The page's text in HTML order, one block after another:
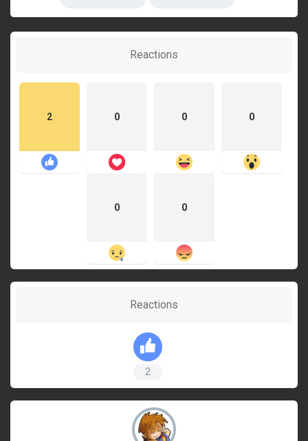
Reactions
2 0 0 0
0 0
Reactions
2